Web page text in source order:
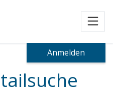
Anmelden